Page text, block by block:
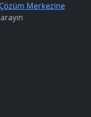
Çözüm Merkezine